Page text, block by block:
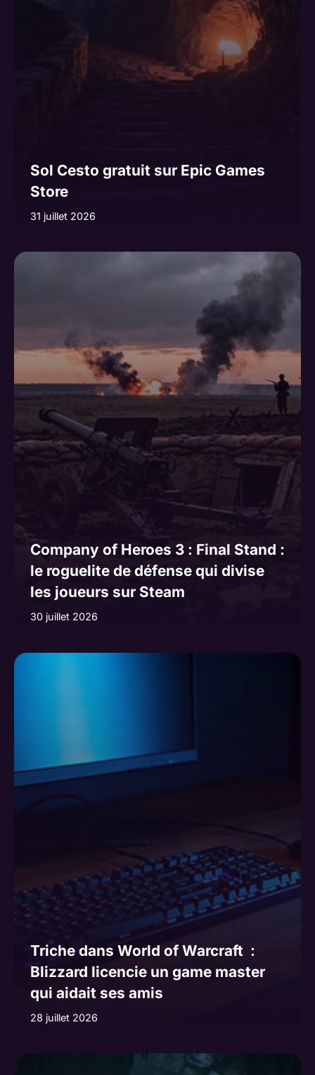
Sol Cesto gratuit sur Epic Games
Store
31 juillet 2026
Company of Heroes 3 : Final Stand :
le roguelite de défense qui divise
les joueurs sur Steam
30 juillet 2026
Triche dans World of Warcraft :
Blizzard licencie un game master
qui aidait ses amis
28 juillet 2026